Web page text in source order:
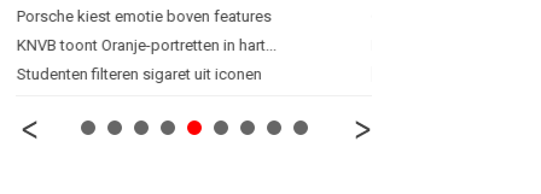
Porsche kiest emotie boven features
KNVB toont Oranje-portretten in hart...
Studenten filteren sigaret uit iconen